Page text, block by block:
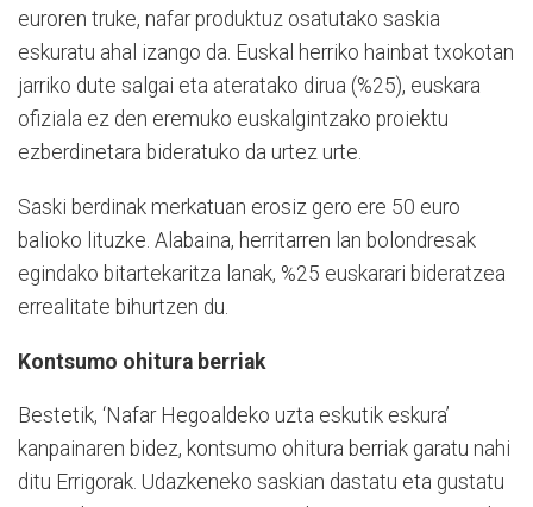
euroren truke, nafar produktuz osatutako saskia
eskuratu ahal izango da. Euskal herriko hainbat txokotan
jarriko dute salgai eta ateratako dirua (%25), euskara
ofiziala ez den eremuko euskalgintzako proiektu
ezberdinetara bideratuko da urtez urte.
Saski berdinak merkatuan erosiz gero ere 50 euro
balioko lituzke. Alabaina, herritarren lan bolondresak
egindako bitartekaritza lanak, %25 euskarari bideratzea
errealitate bihurtzen du.
Kontsumo ohitura berriak
Bestetik, ‘Nafar Hegoaldeko uzta eskutik eskura’
kanpainaren bidez, kontsumo ohitura berriak garatu nahi
ditu Errigorak. Udazkeneko saskian dastatu eta gustatu